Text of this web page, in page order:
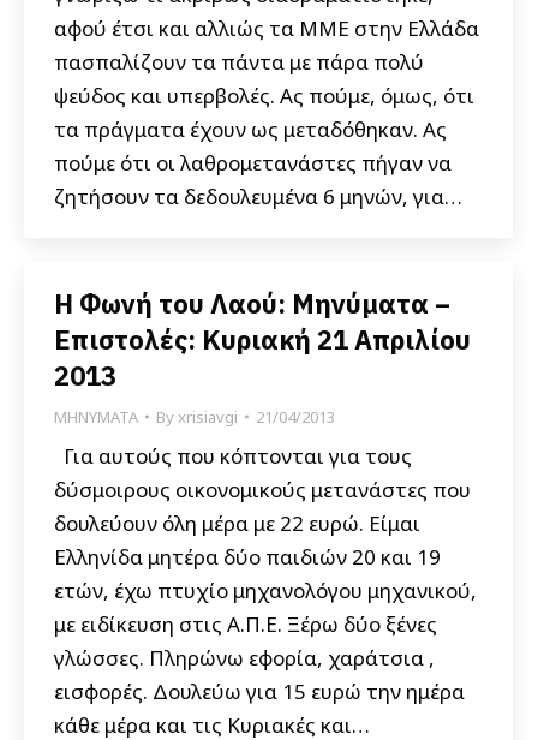
αφού έτσι και αλλιώς τα ΜΜΕ στην Ελλάδα
πασπαλίζουν τα πάντα με πάρα πολύ
ψεύδος και υπερβολές. Ας πούμε, όμως, ότι
τα πράγματα έχουν ως μεταδόθηκαν. Ας
πούμε ότι οι λαθρομετανάστες πήγαν να
ζητήσουν τα δεδουλευμένα 6 μηνών, για…
Η Φωνή του Λαού: Μηνύματα –
Επιστολές: Κυριακή 21 Απριλίου
2013
ΜΗΝΥΜΑΤΑ Byxrisiavgi 21/04/2013
Για αυτούς που κόπτονται για τους
δύσμοιρους οικονομικούς μετανάστες που
δουλεύουν όλη μέρα με 22 ευρώ. Είμαι
Ελληνίδα μητέρα δύο παιδιών 20 και 19
ετών, έχω πτυχίο μηχανολόγου μηχανικού,
με ειδίκευση στις Α.Π.Ε. Ξέρω δύο ξένες
γλώσσες. Πληρώνω εφορία, χαράτσια ,
εισφορές. Δουλεύω για 15 ευρώ την ημέρα
κάθε μέρα και τις Κυριακές και…